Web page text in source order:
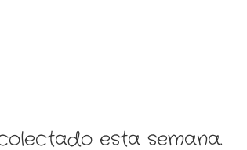
esta semana.